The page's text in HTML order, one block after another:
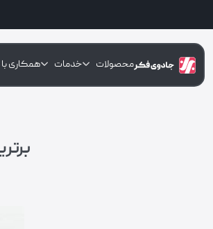
محصولات خدمات همکاری با